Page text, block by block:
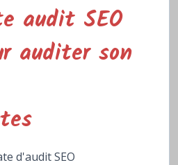
audit SEO
auditer son
d'audit SEO